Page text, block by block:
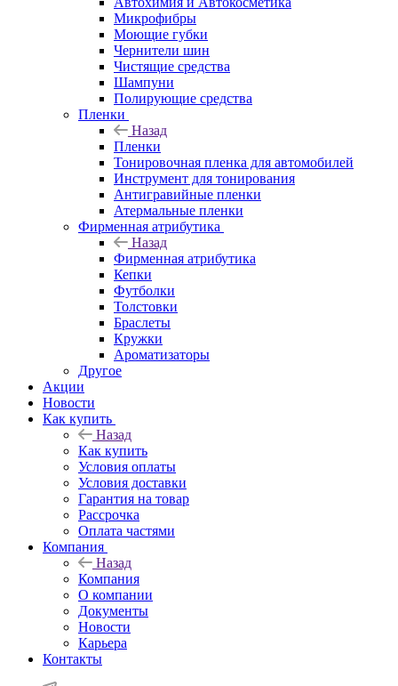
Микрофибры
Моющие губки
Чернители шин
Чистящие средства
Шампуни
Полирующие средства
Пленки
Назад
Пленки
Тонировочная пленка для автомобилей
Инструмент для тонирования
Антигравийные пленки
Атермальные пленки
Фирменная атрибутика
Назад
Фирменная атрибутика
Кепки
Футболки
Толстовки
Браслеты
Кружки
Ароматизаторы
Другое
Акции
Новости
Как купить
Назад
Как купить
Условия оплаты
Условия доставки
Гарантия на товар
Рассрочка
Оплата частями
Компания
Назад
Компания
О компании
Документы
Новости
Карьера
Контакты